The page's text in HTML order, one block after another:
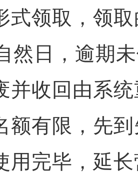
式领取，领
然日，逾期
并收回由系
额有限，先
用完毕，延